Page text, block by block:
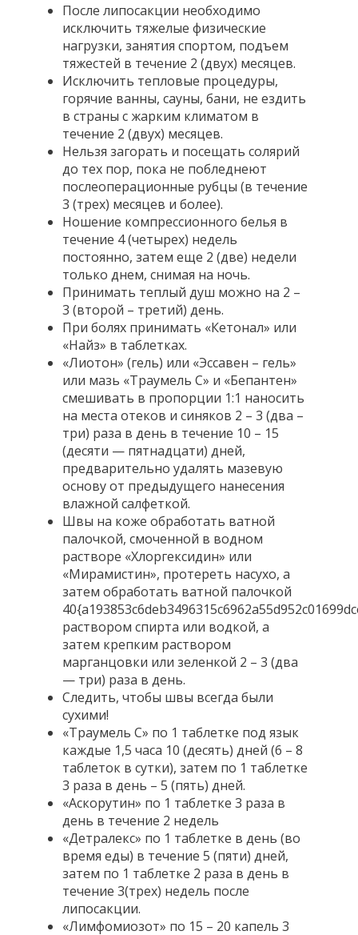
После липосакции необходимо
исключить тяжелые физические
нагрузки, занятия спортом, подъем
тяжестей в течение 2 (двух) месяцев.
Исключить тепловые процедуры,
горячие ванны, сауны, бани, не ездить
в страны с жарким климатом в
течение 2 (двух) месяцев.
Нельзя загорать и посещать солярий
до тех пор, пока не побледнеют
послеоперационные рубцы (в течение
3 (трех) месяцев и более).
Ношение компрессионного белья в
течение 4 (четырех) недель
постоянно, затем еще 2 (две) недели
только днем, снимая на ночь.
Принимать теплый душ можно на 2 –
3 (второй – третий) день.
При болях принимать «Кетонал» или
«Найз» в таблетках.
«Лиотон» (гель) или «Эссавен – гель»
или мазь «Траумель С» и «Бепантен»
смешивать в пропорции 1:1 наносить
на места отеков и синяков 2 – 3 (два –
три) раза в день в течение 10 – 15
(десяти — пятнадцати) дней,
предварительно удалять мазевую
основу от предыдущего нанесения
влажной салфеткой.
Швы на коже обработать ватной
палочкой, смоченной в водном
растворе «Хлоргексидин» или
«Мирамистин», протереть насухо, а
затем обработать ватной палочкой
раствором спирта или водкой, а
затем крепким раствором
марганцовки или зеленкой 2 – 3 (два
— три) раза в день.
Следить, чтобы швы всегда были
сухими!
«Траумель С» по 1 таблетке под язык
каждые 1,5 часа 10 (десять) дней (6 – 8
таблеток в сутки), затем по 1 таблетке
3 раза в день – 5 (пять) дней.
«Аскорутин» по 1 таблетке 3 раза в
день в течение 2 недель
«Детралекс» по 1 таблетке в день (во
время еды) в течение 5 (пяти) дней,
затем по 1 таблетке 2 раза в день в
течение 3(трех) недель после
липосакции.
«Лимфомиозот» по 15 – 20 капель 3